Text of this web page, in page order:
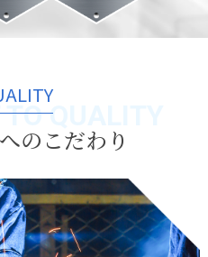
QUALITY
のこだわり